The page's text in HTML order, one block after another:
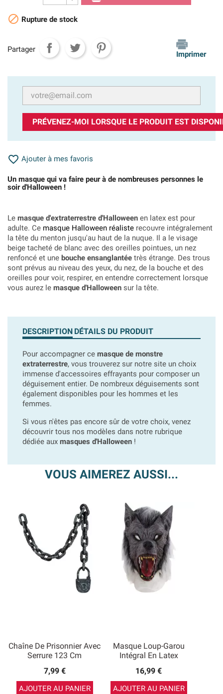
 Rupture de stock
Partager
Imprimer
PRÉVENEZ-MOI LORSQUE LE PRODUIT EST
 Ajouter à mes favoris
Un masque qui va faire peur à de nombreuses personnes le
soir d'Halloween !
Le masque d'extraterrestre d'Halloween en latex est pour
adulte. Ce masque Halloween réaliste recouvre intégralement
la tête du menton jusqu'au haut de la nuque. Il a le visage
beige tacheté de blanc avec des oreilles pointues, un nez
renfoncé et une bouche ensanglantée très étrange. Des trous
sont prévus au niveau des yeux, du nez, de la bouche et des
oreilles pour voir, respirer, en entendre correctement lorsque
vous aurez le masque d'Halloween sur la tête.
DESCRIPTION DÉTAILS DU PRODUIT
Pour accompagner ce masque de monstre
extraterrestre, vous trouverez sur notre site un choix
immense d'accessoires effrayants pour composer un
déguisement entier. De nombreux déguisements sont
également disponibles pour les hommes et les
femmes.
Si vous n'êtes pas encore sûr de votre choix, venez
découvrir tous nos modèles dans notre rubrique
dédiée aux masques d'Halloween !
VOUS AIMEREZ AUSSI...
Chaîne De Prisonnier Avec
Serrure 123 Cm
7,99 €
AJOUTER AU PANIER
Masque Loup-Garou
Intégral En Latex
16,99 €
AJOUTER AU PANIER